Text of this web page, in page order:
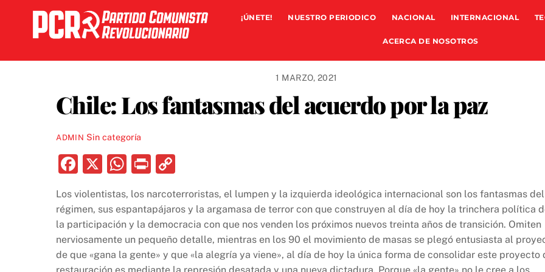
content
¡ÚNETE! NUESTRO PERIODICO NACIONAL INTERNACIONAL
ACERCA DE NOSOTROS
1 MARZO, 2021
Chile: Los fantasmas del acuerdo por la paz
ADMIN Sin categoría
F
c
e
b
o
X
W
at
s
A
p
P
nt p
y
Li
n
Los violentistas, los narcoterroristas, el lumpen y la izquierda ideológica internacional son los fantasmas del
régimen, sus espantapájaros y la argamasa de terror con que construyen al día de hoy la trinchera política
la participación y la democracia con que nos venden los próximos nuevos treinta años de transición. Omiten
nerviosamente un pequeño detalle, mientras en los 90 el movimiento de masas se plegó entusiasta al
de que «gana la gente» y que «la alegría ya viene», al día de hoy la única forma de consolidar este proyecto